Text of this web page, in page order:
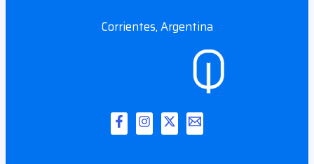
Corrientes, Argentina